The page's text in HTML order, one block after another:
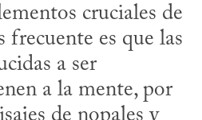
cruciales de
es que las
a ser
a la mente, por
de nopales y